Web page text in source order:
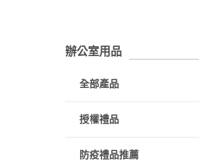
辦公室用品
全部產品
授權禮品
防疫禮品推薦